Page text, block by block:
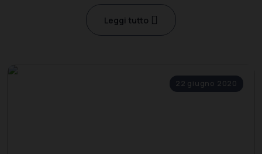
Leggi tutto
22 giugno 2020